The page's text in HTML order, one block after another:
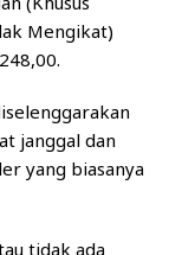
Mengikat)
janggal dan
yang biasanya
tidak ada